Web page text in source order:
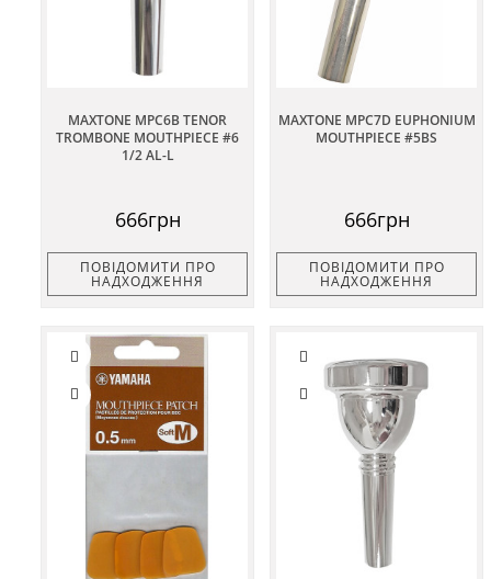
MAXTONE MPC6B TENOR
TROMBONE MOUTHPIECE #6
1/2 AL-L
666грн
ПОВІДОМИТИ ПРО
НАДХОДЖЕННЯ
MAXTONE MPC7D EUPHONIUM
MOUTHPIECE #5BS
666грн
ПОВІДОМИТИ ПРО
НАДХОДЖЕННЯ